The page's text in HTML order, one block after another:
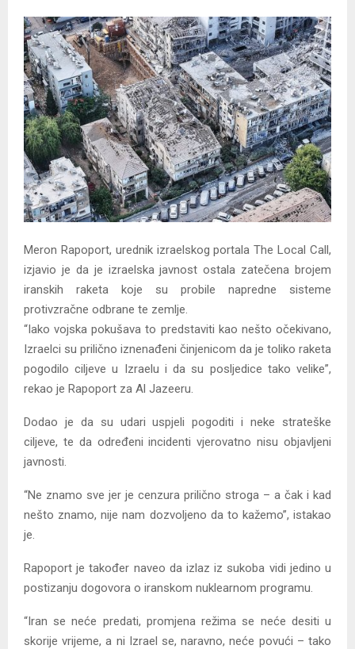
Y
M
E
N
U
Meron Rapoport, urednik izraelskog portala The Local Call,
izjavio je da je izraelska javnost ostala zatečena brojem
iranskih raketa koje su probile napredne sisteme
protivzračne odbrane te zemlje.
“Iako vojska pokušava to predstaviti kao nešto očekivano,
Izraelci su prilično iznenađeni činjenicom da je toliko raketa
pogodilo ciljeve u Izraelu i da su posljedice tako velike”,
rekao je Rapoport za Al Jazeeru.
Dodao je da su udari uspjeli pogoditi i neke strateške
ciljeve, te da određeni incidenti vjerovatno nisu objavljeni
javnosti.
“Ne znamo sve jer je cenzura prilično stroga – a čak i kad
nešto znamo, nije nam dozvoljeno da to kažemo”, istakao
je.
Rapoport je također naveo da izlaz iz sukoba vidi jedino u
postizanju dogovora o iranskom nuklearnom programu.
“Iran se neće predati, promjena režima se neće desiti u
skorije vrijeme, a ni Izrael se, naravno, neće povući – tako